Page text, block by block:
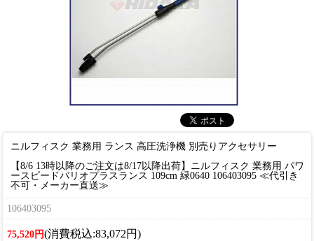
ニルフィスク 業務用 ランス 高圧洗浄機 別売りアクセサリー
【8/6 13時以降のご注文は8/17以降出荷】ニルフィスク 業務用 パワ
ースピードバリオプラスランス 109cm 緑0640 106403095 ≪代引き
不可・メーカー直送≫
106403095
75,520円(消費税込:83,072円)